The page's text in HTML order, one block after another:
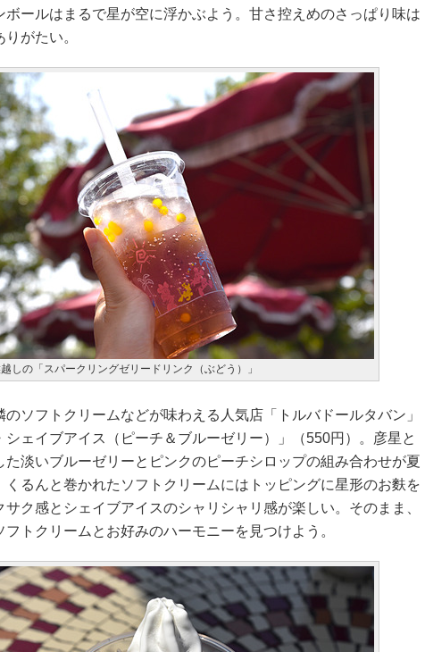
ボールはまるで星が空に浮かぶよう。甘さ控えめのさっぱり味は
がたい。
しの「スパークリングゼリードリンク（ぶどう）」
ソフトクリームなどが味わえる人気店「トルバドールタバン」
シェイブアイス（ピーチ＆ブルーゼリー）」（550円）。彦星と
た淡いブルーゼリーとピンクのピーチシロップの組み合わせが夏
るんと巻かれたソフトクリームにはトッピングに星形のお麩を
サク感とシェイブアイスのシャリシャリ感が楽しい。そのまま、
フトクリームとお好みのハーモニーを見つけよう。